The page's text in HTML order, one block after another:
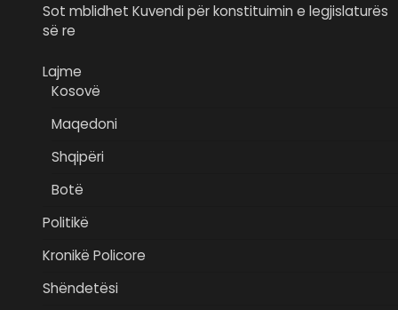
Sot mblidhet Kuvendi për konstituimin e legjislaturës
së re
Lajme
Kosovë
Maqedoni
Shqipëri
Botë
Politikë
Kronikë Policore
Shëndetësi